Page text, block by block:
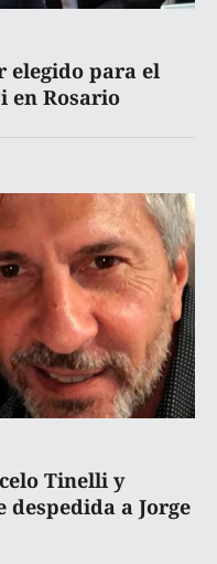
elegido para el
en Rosario
Tinelli y
a Jorge